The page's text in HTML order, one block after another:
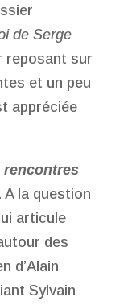
de Serge
reposant sur
et un peu
appréciée
rencontres
A la question
articule
des
d’Alain
Sylvain